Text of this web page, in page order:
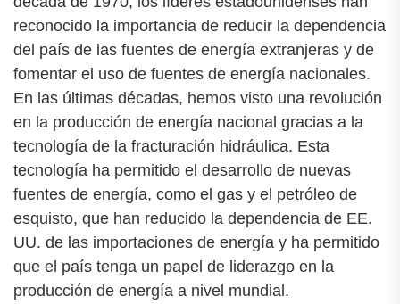
reconocido la importancia de reducir la dependencia
del país de las fuentes de energía extranjeras y de
fomentar el uso de fuentes de energía nacionales.
En las últimas décadas, hemos visto una revolución
en la producción de energía nacional gracias a la
tecnología de la fracturación hidráulica. Esta
tecnología ha permitido el desarrollo de nuevas
fuentes de energía, como el gas y el petróleo de
esquisto, que han reducido la dependencia de EE.
UU. de las importaciones de energía y ha permitido
que el país tenga un papel de liderazgo en la
producción de energía a nivel mundial.